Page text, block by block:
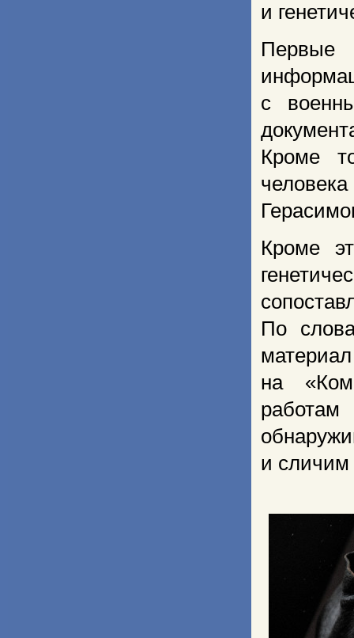
и
Первые
с
Кроме
Кроме
По
на
и сличим